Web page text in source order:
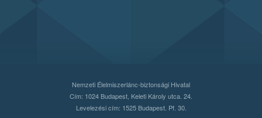
Nemzeti Élelmiszerlánc-biztonsági Hivatal
Cím: 1024 Budapest, Keleti Károly utca. 24.
Levelezési cím: 1525 Budapest. Pf. 30.